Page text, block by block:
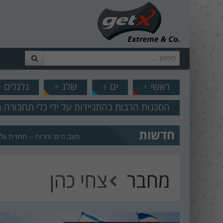
חיפוש
// תפריט
דלג לתוכן
ראשי + ים + שלג + גלגלים
הסכנות הרבות בהתניידות על ידי כלי
חדשות מצב הים והרוח – תחזית גלים
מחבר צחי כהן